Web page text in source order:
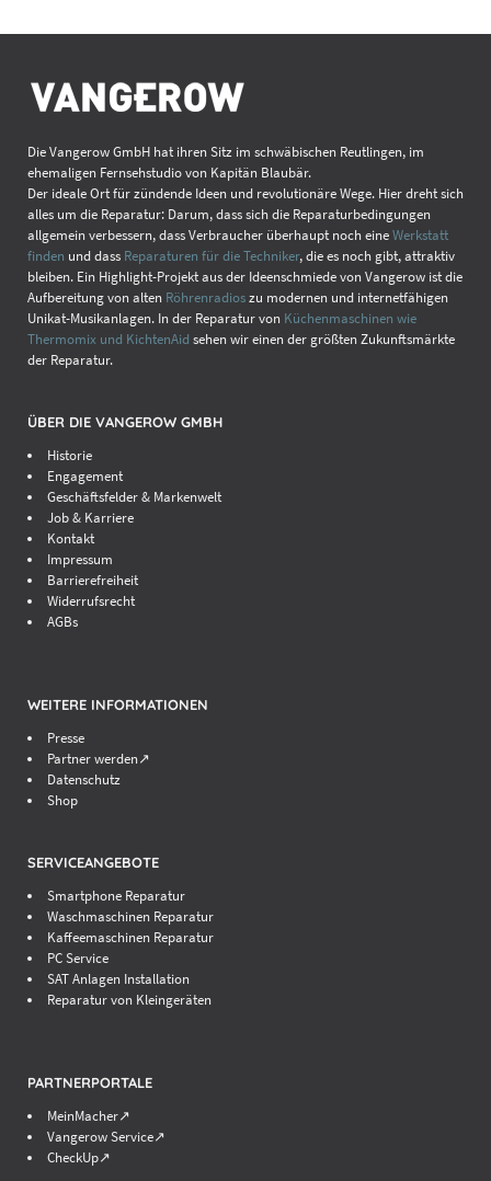
Die Vangerow GmbH hat ihren Sitz im schwäbischen Reutlingen, im
ehemaligen Fernsehstudio von Kapitän Blaubär.
Der ideale Ort für zündende Ideen und revolutionäre Wege. Hier dreht sich
alles um die Reparatur: Darum, dass sich die Reparaturbedingungen
allgemein verbessern, dass Verbraucher überhaupt noch eineWerkstatt
finden und dass Reparaturen für die Techniker, die es noch gibt, attraktiv
bleiben. Ein Highlight-Projekt aus der Ideenschmiede von Vangerow ist die
Aufbereitung von alten Röhrenradioszu modernen und internetfähigen
Unikat-Musikanlagen. In der Reparatur von Küchenmaschinen wie
Thermomix und KichtenAid sehen wir einen der größten Zukunftsmärkte
der Reparatur.
ÜBER DIE VANGEROW GMBH
Historie
Engagement
Geschäftsfelder & Markenwelt
Job & Karriere
Kontakt
Impressum
Barrierefreiheit
Widerrufsrecht
AGBs
WEITERE INFORMATIONEN
Presse
Partner werden↗
Datenschutz
Shop
SERVICEANGEBOTE
Smartphone Reparatur
Waschmaschinen Reparatur
Kaffeemaschinen Reparatur
PC Service
SAT Anlagen Installation
Reparatur von Kleingeräten
PARTNERPORTALE
MeinMacher↗
Vangerow Service↗
CheckUp↗